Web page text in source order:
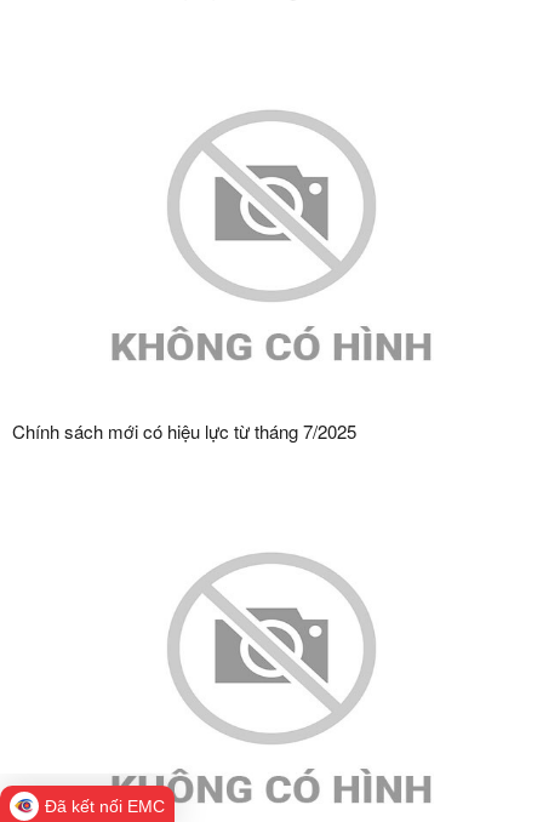
Chính sách mới có hiệu lực từ tháng 7/2025
Đã kết nối EMC